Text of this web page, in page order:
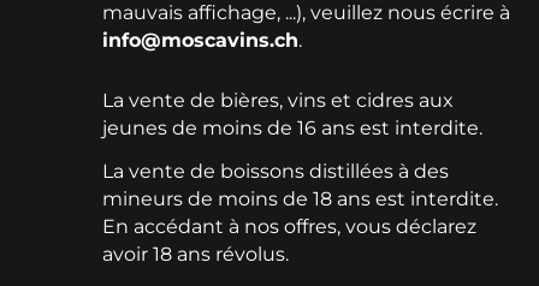
mauvais affichage, ...), veuillez nous écrire à
info@moscavins.ch.
La vente de bières, vins et cidres aux
jeunes de moins de 16 ans est interdite.
La vente de boissons distillées à des
mineurs de moins de 18 ans est interdite.
En accédant à nos offres, vous déclarez
avoir 18 ans révolus.